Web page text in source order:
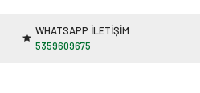
WHATSAPP İLETİŞİM
5359609675